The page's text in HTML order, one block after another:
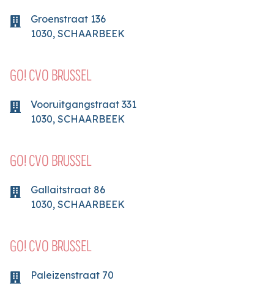
Groenstraat 136
1030, SCHAARBEEK
GO! CVO BRUSSEL
Vooruitgangstraat 331
1030, SCHAARBEEK
GO! CVO BRUSSEL
Gallaitstraat 86
1030, SCHAARBEEK
GO! CVO BRUSSEL
Paleizenstraat 70